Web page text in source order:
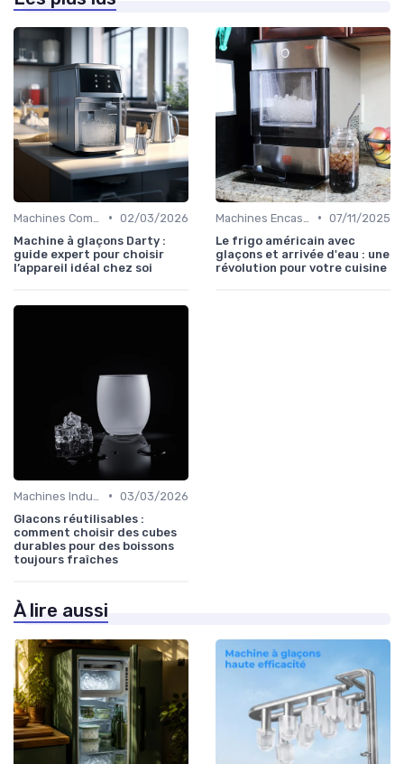
• 02/03/2026
Machine à glaçons Darty :
guide expert pour choisir
l’appareil idéal chez soi
• 07/11/2025
Le frigo américain avec
glaçons et arrivée d'eau : une
révolution pour votre cuisine
• 03/03/2026
Glacons réutilisables :
comment choisir des cubes
durables pour des boissons
toujours fraîches
À lire aussi